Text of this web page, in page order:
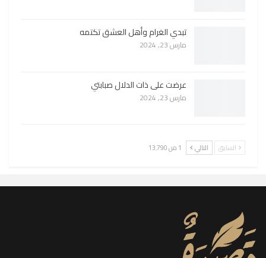
تبدي الغرام وأهل العشق تكتمه
مارس 23, 2024
عرضت على ذات الدلال صبابتي
مارس 23, 2024
السابق التالي 1 من 13٬790